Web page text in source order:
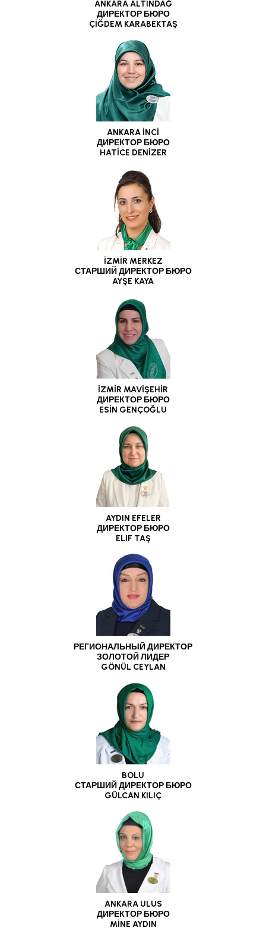
ANKARA ALTINDAĞ
ДИРЕКТОР БЮРО
ÇİĞDEM KARABEKTAŞ
ANKARA İNCİ
ДИРЕКТОР БЮРО
HATİCE DENİZER
İZMİR MERKEZ
СТАРШИЙ ДИРЕКТОР БЮРО
AYŞE KAYA
İZMİR MAVİŞEHİR
ДИРЕКТОР БЮРО
ESİN GENÇOĞLU
AYDIN EFELER
ДИРЕКТОР БЮРО
ELlF TAŞ
РЕГИОНАЛЬНЫЙ ДИРЕКТОР
ЗОЛОТОЙ ЛИДЕР
GÖNÜL CEYLAN
BOLU
СТАРШИЙ ДИРЕКТОР БЮРО
GÜLCAN KILIÇ
ANKARA ULUS
ДИРЕКТОР БЮРО
MİNE AYDIN